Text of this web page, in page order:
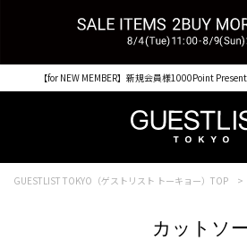
【for NEW MEMBER】新規会員様1000Point
GUESTLIST TOKYO（ゲストリスト トーキョー）TOP
カットソ